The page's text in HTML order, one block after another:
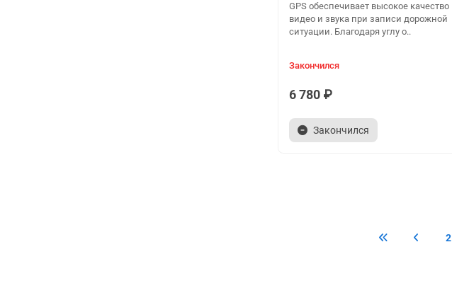
GPS обеспечивает высокое качество
видео и звука при записи дорожной
ситуации. Благодаря углу о..
Закончился
6 780 ₽
Закончился
2